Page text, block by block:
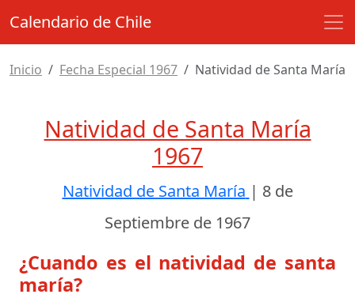
Calendario de Chile
Inicio Fecha Especial 1967 Natividad de Santa María
Natividad de Santa María
1967
Natividad de Santa María | 8 de
Septiembre de 1967
¿Cuando es el natividad de santa
maría?